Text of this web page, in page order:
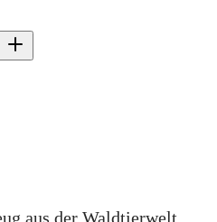
aus der Waldtierwelt